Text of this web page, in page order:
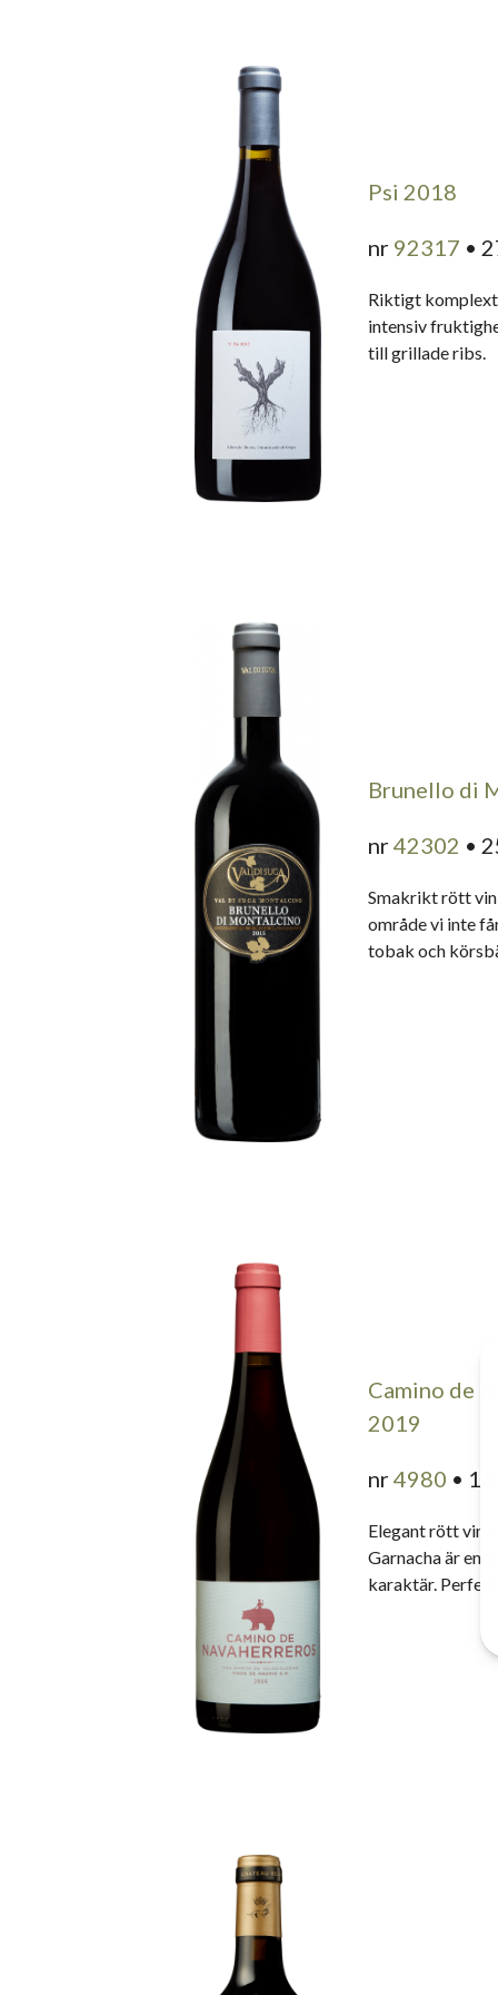
Psi 2018
nr 92317 •
Riktigt komplext
intensiv
till grillade ribs.
Brunello di
nr42302 •
Smakrikt rött
område vi inte
tobak och
Camino de
2019
nr4980 •
Elegant rött vin
Garnacha är en
karaktär.